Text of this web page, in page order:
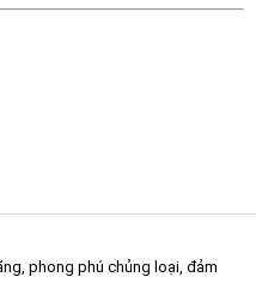
phong phú chủng loại, đảm